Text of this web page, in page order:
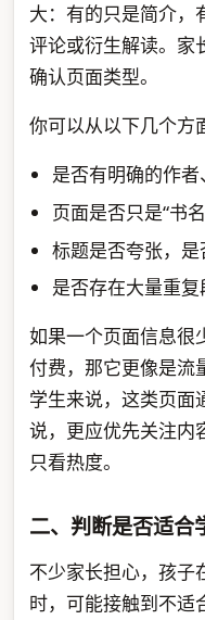
大：有的只是简介，
评论或衍生解读。家
确认页面类型。
你可以从以下几个方
是否有明确的作者
页面是否只是“书
标题是否夸张，是
是否存在大量重复
如果一个页面信息很
付费，那它更像是流
学生来说，这类页面
说，更应优先关注内
只看热度。
二、判断是否适合
不少家长担心，孩子
时，可能接触到不适